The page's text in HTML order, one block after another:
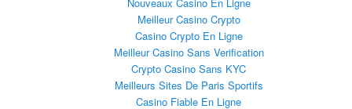
Meilleur Casino Crypto
Casino Crypto En Ligne
Meilleur Casino Sans Verification
Crypto Casino Sans KYC
Meilleurs Sites De Paris Sportifs
Casino Fiable En Ligne